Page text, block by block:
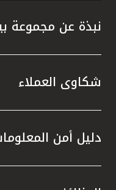
نبذة عن مجموعة
شكاوى العملاء
دليل أمن